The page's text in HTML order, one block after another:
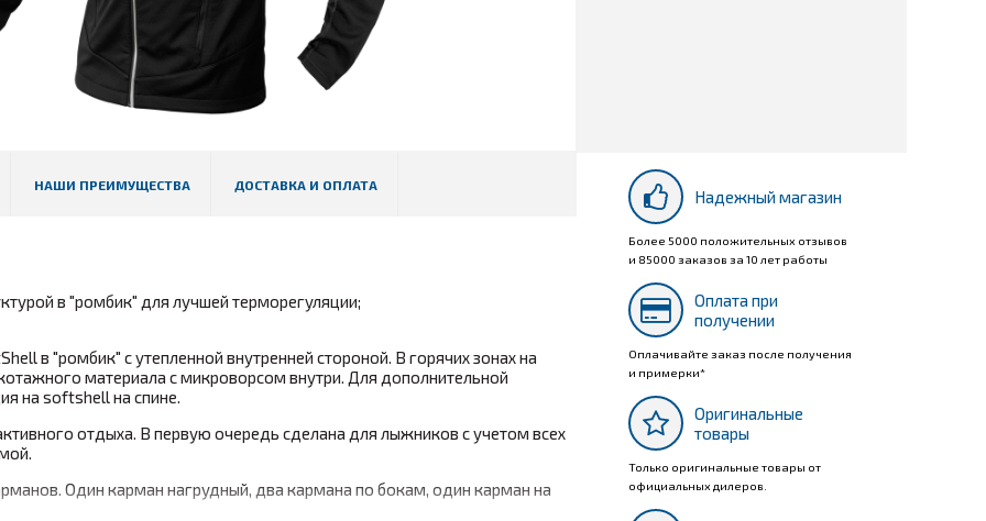
НАШИ ПРЕИМУЩЕСТВА ДОСТАВКА И ОПЛАТА
в "ромбик" для лучшей терморегуляции;
в "ромбик" с утепленной внутренней стороной. В горячих зонах на
материала с микроворсом внутри. Для дополнительной
на softshell на спине.
отдыха. В первую очередь сделана для лыжников с учетом всех
Один карман нагрудный, два кармана по бокам, один карман на
Надежный магазин
Более 5000 положительных отзывов
и 85000 заказов за 10 лет работы
Оплата при
получении
Оплачивайте заказ после получения
и примерки*
Оригинальные
товары
Только оригинальные товары от
официальных дилеров.